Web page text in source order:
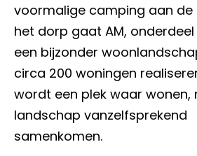
voormalige camping aan de
het dorp gaat AM, onderdeel
een bijzonder
circa 200 woningen
wordt een plek waar wonen,
landschap vanzelfsprekend
samenkomen.